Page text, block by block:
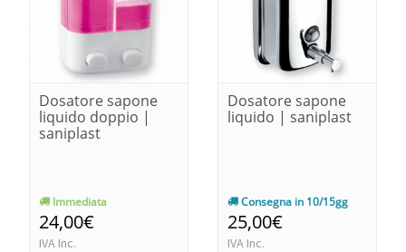
Dosatore sapone
liquido doppio |
saniplast
Immediata
24,00€
IVA Inc.
Dosatore sapone
liquido | saniplast
Consegna in 10/15gg
25,00€
IVA Inc.